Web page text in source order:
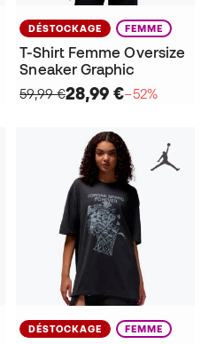
DÉSTOCKAGE FEMME
T-Shirt Femme Oversize
Sneaker Graphic
59,99 €28,99 €−52%
DÉSTOCKAGE FEMME